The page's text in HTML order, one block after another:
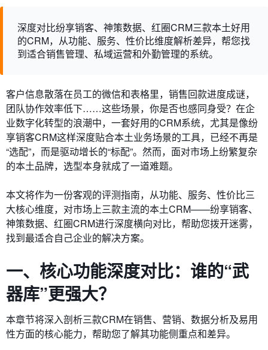
深度对比纷享销客、神策数据、红圈CRM三款本土好用
的CRM，从功能、服务、性价比维度解析差异，帮您找
到适合销售管理、私域运营和外勤管理的系统。
客户信息散落在员工的微信和表格里，销售回款进度成谜，
团队协作效率低下……这些场景，你是否也感同身受？在企
业数字化转型的浪潮中，一套好用的CRM系统，尤其是像纷
享销客CRM这样深度贴合本土业务场景的工具，已经不再是
“选配”，而是驱动增长的“标配”。然而，面对市场上纷繁复杂
的本土品牌，选型本身就成了一道难题。
本文将作为一份客观的评测指南，从功能、服务、性价比三
大核心维度，对市场上三款主流的本土CRM——纷享销客、
神策数据、红圈CRM进行深度横向对比，帮助您拨开迷雾，
找到最适合自己企业的解决方案。
一、核心功能深度对比：谁的“武
器库”更强大？
本章节将深入剖析三款CRM在销售、营销、数据分析及易用
性方面的核心能力，帮助您了解其功能侧重点和差异。